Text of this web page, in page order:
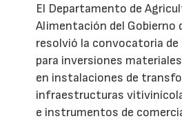
El Departamento de
Alimentación del Gobierno
resolvió la convocatoria de
para inversiones
en instalaciones de
infraestructuras
e instrumentos de